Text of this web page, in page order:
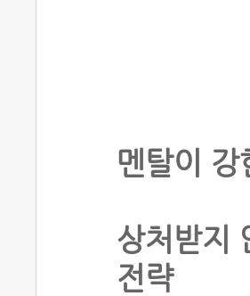
멘탈이
상처받지
전략